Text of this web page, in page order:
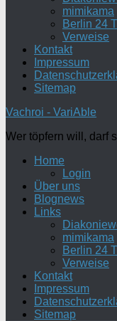
mimikama
Berlin 24
Verweise
Kontakt
Impressum
Sitemap
Vachroi - VariAble
Wer töpfern will, darf
Home
Login
Über uns
Blognews
Links
mimikama
Berlin 24
Verweise
Kontakt
Impressum
Sitemap